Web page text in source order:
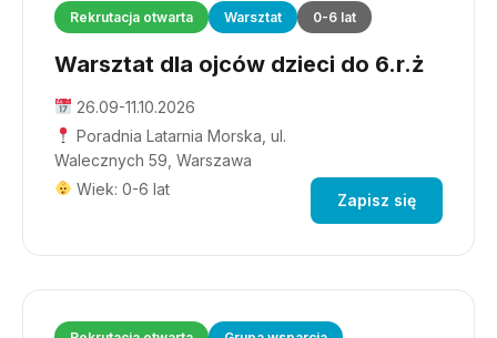
Rekrutacja otwarta Warsztat 0-6 lat
Warsztat dla ojców dzieci do 6.r.ż
26.09-11.10.2026
Poradnia Latarnia Morska, ul.
Walecznych 59, Warszawa
Wiek: 0-6 lat
Zapisz się